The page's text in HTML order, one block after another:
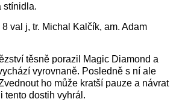
stínidla.
8 val j, tr. Michal Kalčík, am. Adam
těsně porazil Magic Diamond a
vyrovnaně. Posledně s ní ale
ho může kratší pauze a návrat
tento dostih vyhrál.